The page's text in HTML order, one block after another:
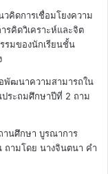
คิดการเชื่อมโยงความ
รคิดวิเคราะห์และจิต
รมของนักเรียนชั้น
อพัฒนาความสามารถใน
ระถมศึกษาปีที่ 2 ถาม
านศึกษา บูรณาการ
ถามโดย นางจินตนา คำ